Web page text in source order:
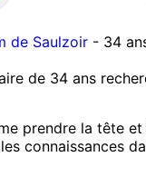
de Saulzoir - 34
de 34 ans
prendre la tête et
connaissances